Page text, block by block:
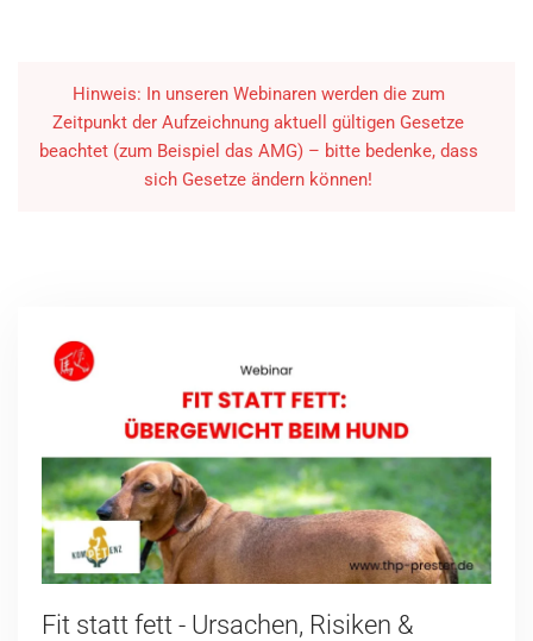
Hinweis: In unseren Webinaren werden die zum
Zeitpunkt der Aufzeichnung aktuell gültigen Gesetze
beachtet (zum Beispiel das AMG) – bitte bedenke, dass
sich Gesetze ändern können!
Fit statt fett - Ursachen, Risiken &